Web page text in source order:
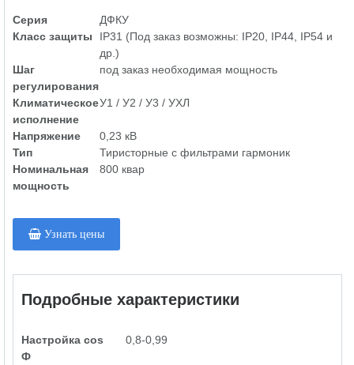
Серия
ДФКУ
Класс защиты
IP31 (Под заказ возможны: IP20, IP44, IP54 и
др.)
Шаг
регулирования
под заказ необходимая мощность
Климатическое
исполнение
У1 / У2 / У3 / УХЛ
Напряжение
0,23 кВ
Тип
Тиристорные с фильтрами гармоник
Номинальная
мощность
800 квар
Узнать цены
Подробные характеристики
Настройка cos
Ф
0,8-0,99